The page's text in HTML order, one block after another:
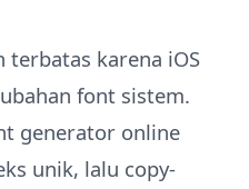
terbatas karena iOS
font sistem.
generator online
unik, lalu copy-